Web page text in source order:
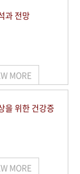
과 전망
MORE
을 위한 건강증
MORE